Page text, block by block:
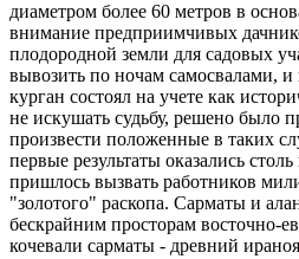
диаметром более 60 метров в
внимание предприимчивых
плодородной земли для садовых
вывозить по ночам самосвалами, и
курган состоял на учете как
не искушать судьбу, решено было
произвести положенные в таких
первые результаты оказались
пришлось вызвать работников
"золотого" раскопа. Сарматы и
бескрайним просторам восточно-
кочевали сарматы - древний